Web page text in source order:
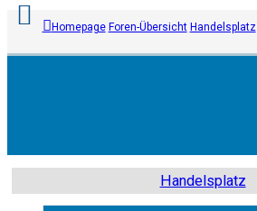
Registrieren
Unbeantwortete
Homepage Foren-Übersicht Handelsplatz
Handelsplatz